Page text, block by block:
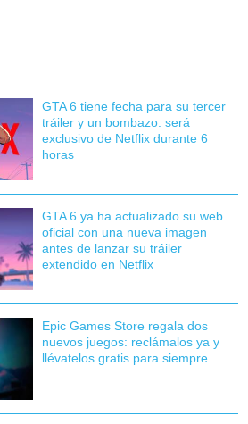
GTA 6 tiene fecha para su tercer
tráiler y un bombazo: será
exclusivo de Netflix durante 6
horas
GTA 6 ya ha actualizado su web
oficial con una nueva imagen
antes de lanzar su tráiler
extendido en Netflix
Epic Games Store regala dos
nuevos juegos: reclámalos ya y
llévatelos gratis para siempre